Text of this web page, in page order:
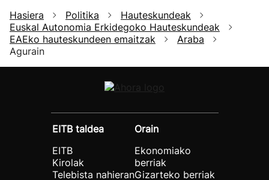
Hasiera Politika
Hauteskundeak
Euskal Autonomia Erkidegoko Hauteskundeak
EAEko hauteskundeen emaitzak
Araba
Agurain
EITB taldea
EITB
Kirolak
Telebista nahieran
Orain
Ekonomiako
berriak
Gizarteko berriak